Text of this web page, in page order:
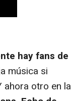
hay fans de
música si
ahora otro en la